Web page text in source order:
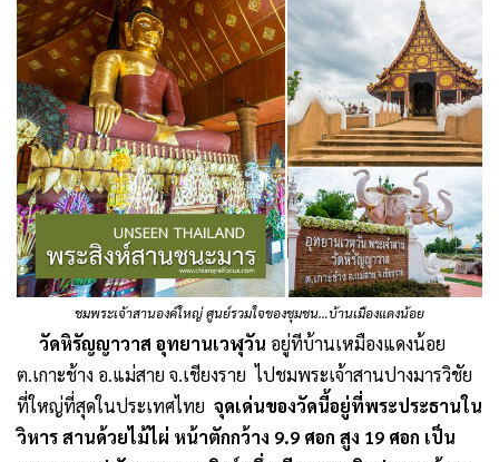
ชมพระเจ้าสานองค์ใหญ่ ศูนย์รวมใจของชุมชน…บ้านเมืองแดงน้อย
วัดหิรัญญาวาส อุทยานเวฬุวัน อยู่ทีบ้านเหมืองแดงน้อย
ต.เกาะช้าง อ.แม่สาย จ.เชียงราย ไปชมพระเจ้าสานปางมารวิชัย
ที่ใหญ่ที่สุดในประเทศไทย จุดเด่นของวัดนี้อยู่ที่พระประธานใน
วิหาร สานด้วยไม้ไผ่ หน้าตักกว้าง 9.9 ศอก สูง 19 ศอก เป็น